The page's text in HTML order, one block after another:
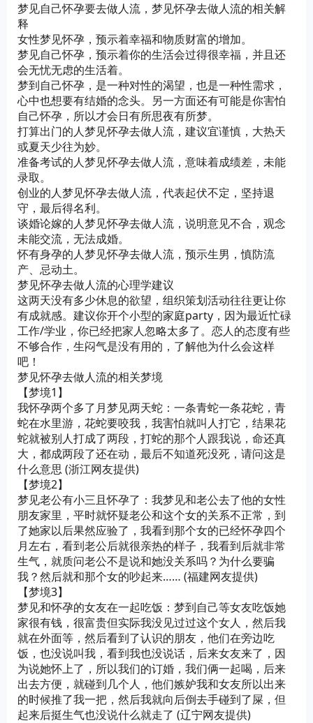
梦见自己怀孕要去做人流，梦见怀孕去做人流的相关解
释
女性梦见怀孕，预示着幸福和物质财富的增加。
梦见自己怀孕，预示着你的生活会过得很幸福，并且还
会无忧无虑的生活着。
梦到自己怀孕，是一种对性的渴望，也是一种性需求，
心中也想要有结婚的念头。另一方面还有可能是你害怕
自己怀孕，所以才会日有所思夜有所梦。
打算出门的人梦见怀孕去做人流，建议宜谨慎，大热天
或夏天少往为妙。
准备考试的人梦见怀孕去做人流，意味着成绩差，未能
录取。
创业的人梦见怀孕去做人流，代表起伏不定，坚持退
守，最后得名利。
谈婚论嫁的人梦见怀孕去做人流，说明意见不合，观念
未能交流，无法成婚。
怀有身孕的人梦见怀孕去做人流，预示生男，慎防流
产、忌动土。
梦见怀孕去做人流的心理学建议
这两天没有多少休息的欲望，组织策划活动往往更让你
有成就感。建议你开个小型的家庭party，因为最近忙碌
工作/学业，你已经把家人忽略太多了。恋人的态度有些
不够合作，生闷气是没有用的，了解他为什么会这样
吧！
梦见怀孕去做人流的相关梦境
【梦境1】
我怀孕两个多了月梦见两天蛇：一条青蛇一条花蛇，青
蛇在水里游，花蛇要咬我，我害怕就叫人打它，结果花
蛇就被别人打成了两段，打蛇的那个人跟我说，命还真
大，都成两段了还在动，最后不知道死没死，请问这是
什么意思 (浙江网友提供)
【梦境2】
梦见老公有小三且怀孕了：我梦见和老公去了他的女性
朋友家里，平时就怀疑老公和这个女的关系不正常，到
了她家以后果然应验了，我看到那个女的已经怀孕四个
月左右，看到老公后就很亲热的样子，我看到后就非常
生气，就质问老公不是说和她没关系吗？为什么要骗
我？然后就和那个女的吵起来…… (福建网友提供)
【梦境3】
梦见和怀孕的女友在一起吃饭：梦到自己等女友吃饭她
家很有钱，很富贵但实际我没见过过这个女人，然后我
就在外面等，然后看到了认识的朋友，他们在旁边吃
饭，也没说叫我，看到我也没说话，后来女友来了，因
为说她怀上了，所以我们的订婚，我们俩一起喝，后来
出去方便，就碰到几个人，他们嫉妒我和女友所以出来
的时候推了我一把，然后我就向后倒去手碰到了屎，但
起来后挺生气也没说什么就走了 (辽宁网友提供)